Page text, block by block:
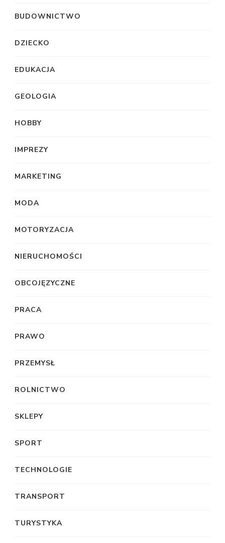
BUDOWNICTWO
DZIECKO
EDUKACJA
GEOLOGIA
HOBBY
IMPREZY
MARKETING
MODA
MOTORYZACJA
NIERUCHOMOŚCI
OBCOJĘZYCZNE
PRACA
PRAWO
PRZEMYSŁ
ROLNICTWO
SKLEPY
SPORT
TECHNOLOGIE
TRANSPORT
TURYSTYKA